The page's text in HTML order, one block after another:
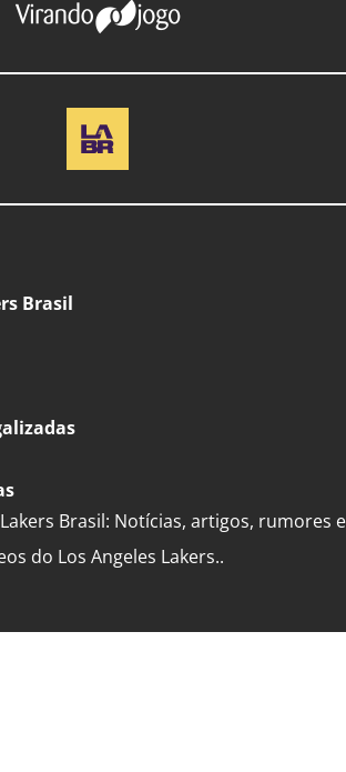
Brasil
Brasil: Notícias, artigos, rumores e
do Los Angeles Lakers..